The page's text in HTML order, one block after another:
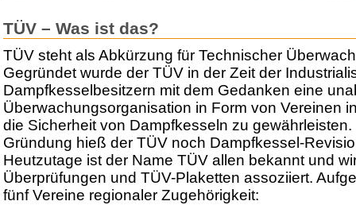
TÜV – Was ist das?
TÜV steht als Abkürzung für Technischer
Gegründet wurde der TÜV in der Zeit der
Dampfkesselbesitzern mit dem Gedanken eine
Überwachungsorganisation in Form von Vereinen
die Sicherheit von Dampfkesseln zu gewährleisten.
Gründung hieß der TÜV noch Dampfkessel-
Heutzutage ist der Name TÜV allen bekannt und
Überprüfungen und TÜV-Plaketten assoziiert.
fünf Vereine regionaler Zugehörigkeit: